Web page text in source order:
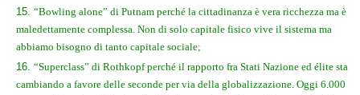
“Bowling alone” di Putnam perché la cittadinanza è vera ricchezza ma è
maledettamente complessa. Non di solo capitale fisico vive il sistema ma
abbiamo bisogno di tanto capitale sociale;
“Superclass” di Rothkopf perché il rapporto fra Stati Nazione ed élite sta
cambiando a favore delle seconde per via della globalizzazione. Oggi 6.000